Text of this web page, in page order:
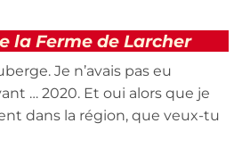
la Ferme de Larcher
Je n’avais pas eu
… 2020. Et oui alors que je
dans la région, que veux-tu